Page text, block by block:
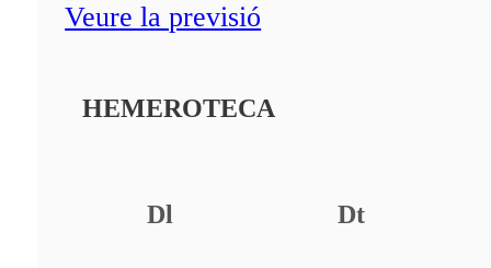
Veure la previsió
HEMEROTECA
Dl Dt